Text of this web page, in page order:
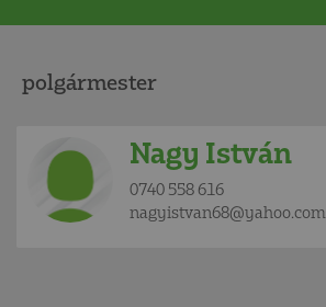
polgármester
Nagy István
0740 558 616
nagyistvan68@yahoo.com